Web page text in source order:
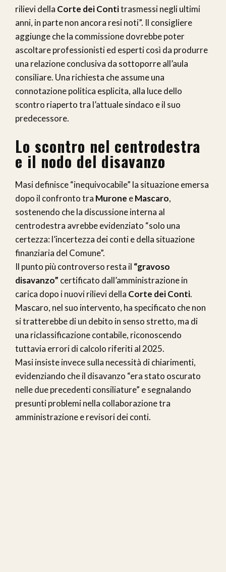
rilievi della Corte dei Contitrasmessi negli ultimi
anni, in parte non ancora resi noti”. Il consigliere
aggiunge che la commissione dovrebbe poter
ascoltare professionisti ed esperti così da produrre
una relazione conclusiva da sottoporre all’aula
consiliare. Una richiesta che assume una
connotazione politica esplicita, alla luce dello
scontro riaperto tra l’attuale sindaco e il suo
predecessore.
Lo scontro nel centrodestra
e il nodo del disavanzo
Masi definisce “inequivocabile” la situazione emersa
dopo il confronto tra Murone eMascaro,
sostenendo che la discussione interna al
centrodestra avrebbe evidenziato “solo una
certezza: l’incertezza dei conti e della situazione
finanziaria del Comune”.
Il punto più controverso resta il “gravoso
disavanzo” certificato dall’amministrazione in
carica dopo i nuovi rilievi della Corte dei Conti.
Mascaro, nel suo intervento, ha specificato che non
si tratterebbe di un debito in senso stretto, ma di
una riclassificazione contabile, riconoscendo
tuttavia errori di calcolo riferiti al 2025.
Masi insiste invece sulla necessità di chiarimenti,
evidenziando che il disavanzo “era stato oscurato
nelle due precedenti consiliature” e segnalando
presunti problemi nella collaborazione tra
amministrazione e revisori dei conti.